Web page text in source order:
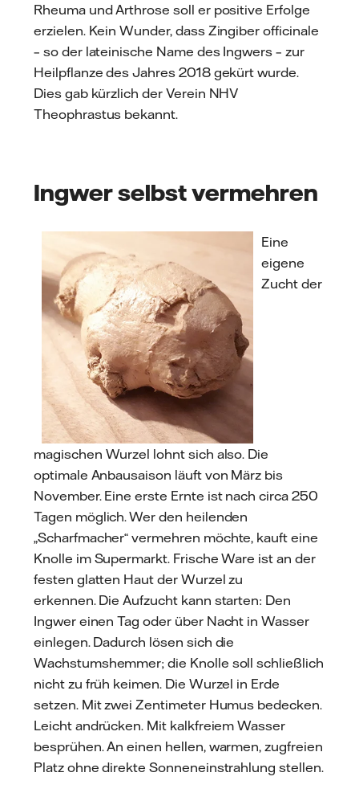
Rheuma und Arthrose soll er positive Erfolge
erzielen. Kein Wunder, dass Zingiber officinale
– so der lateinische Name des Ingwers – zur
Heilpflanze des Jahres 2018 gekürt wurde.
Dies gab kürzlich der Verein NHV
Theophrastus bekannt.
Ingwer selbst vermehren
Eine
eigene
Zucht der
magischen Wurzel lohnt sich also. Die
optimale Anbausaison läuft von März bis
November. Eine erste Ernte ist nach circa 250
Tagen möglich. Wer den heilenden
„Scharfmacher“ vermehren möchte, kauft eine
Knolle im Supermarkt. Frische Ware ist an der
festen glatten Haut der Wurzel zu
erkennen. Die Aufzucht kann starten: Den
Ingwer einen Tag oder über Nacht in Wasser
einlegen. Dadurch lösen sich die
Wachstumshemmer; die Knolle soll schließlich
nicht zu früh keimen. Die Wurzel in Erde
setzen. Mit zwei Zentimeter Humus bedecken.
Leicht andrücken. Mit kalkfreiem Wasser
besprühen. An einen hellen, warmen, zugfreien
Platz ohne direkte Sonneneinstrahlung stellen.